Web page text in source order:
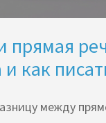
прямая
и как
между